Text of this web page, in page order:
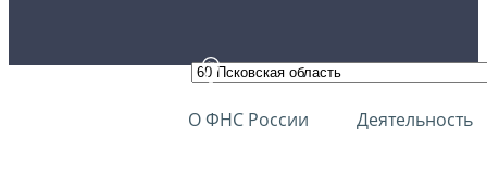
О ФНС России Деятельность